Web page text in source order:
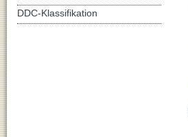
DDC-Klassifikation